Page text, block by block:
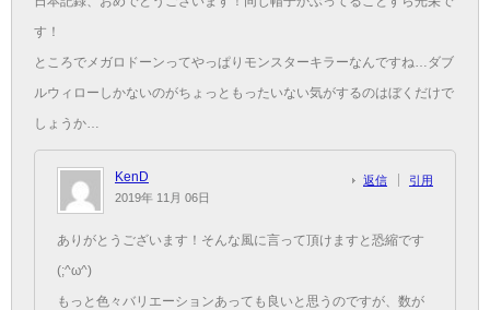
す！
ところでメガロドーンってやっぱりモンスターキラーなんですね…ダブ
ルウィローしかないのがちょっともったいない気がするのはぼくだけで
しょうか…
KenD
2019年 11月 06日
返信 引用
ありがとうございます！そんな風に言って頂けますと恐縮です
(;^ω^)
もっと色々バリエーションあっても良いと思うのですが、数が